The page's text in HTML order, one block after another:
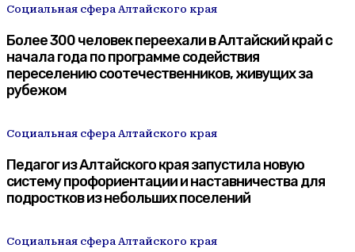
Социальная сфера Алтайского края
Более 300 человек переехали в Алтайский край с
начала года по программе содействия
переселению соотечественников, живущих за
рубежом
Социальная сфера Алтайского края
Педагог из Алтайского края запустила новую
систему профориентации и наставничества для
подростков из небольших поселений
Социальная сфера Алтайского края